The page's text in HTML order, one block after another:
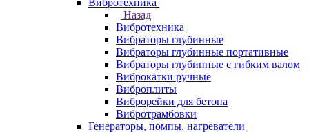
Вибротехника
Назад
Вибротехника
Вибраторы глубинные
Вибраторы глубинные портативные
Вибраторы глубинные с гибким валом
Виброкатки ручные
Виброплиты
Виброрейки для бетона
Вибротрамбовки
Генераторы, помпы, нагреватели